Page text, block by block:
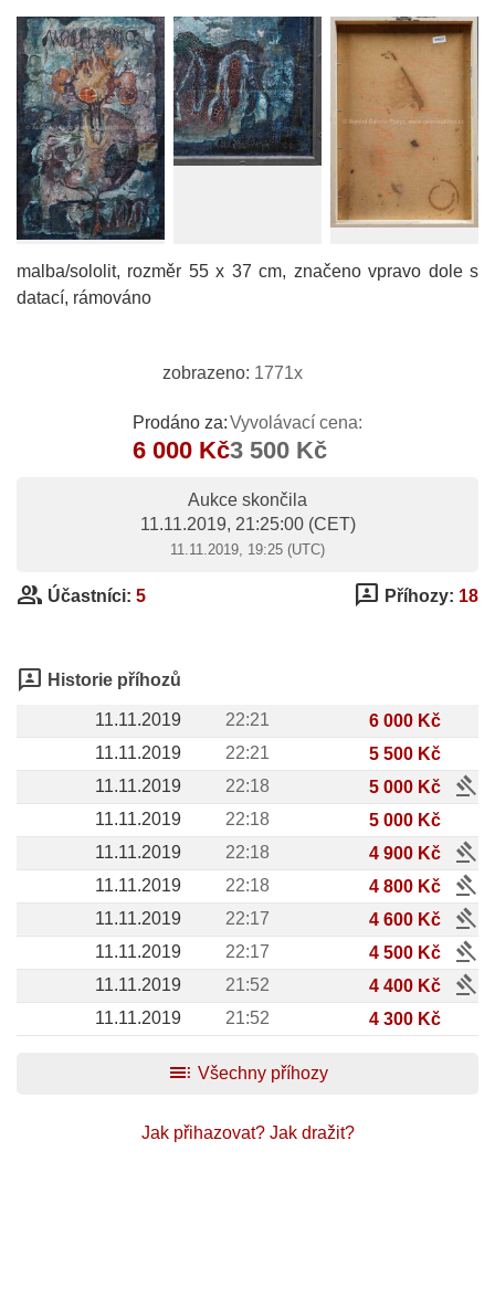
malba/sololit, rozměr 55 x 37 cm, značeno vpravo dole s
datací, rámováno
zobrazeno: 1771x
Prodáno za:
6 000 Kč
Vyvolávací cena:
3 500 Kč
Aukce skončila
11.11.2019, 21:25:00(CET)
11.11.2019, 19:25 (UTC)
group Účastníci: 5 3p Příhozy: 18
3p Historie příhozů
11.11.2019 22:21
6 000 Kč
11.11.2019
22:21
5 500 Kč
11.11.2019
22:18 5 000 Kč gavel
11.11.2019 22:18
5 000 Kč
11.11.2019
22:18 4 900 Kč gavel
11.11.2019 22:18 4 800 Kč gavel
11.11.2019 22:17 4 600 Kč gavel
11.11.2019 22:17 4 500 Kč gavel
11.11.2019 21:52 4 400 Kč gavel
11.11.2019 21:52 4 300 Kč
toc Všechny příhozy
Jak přihazovat? Jak dražit?